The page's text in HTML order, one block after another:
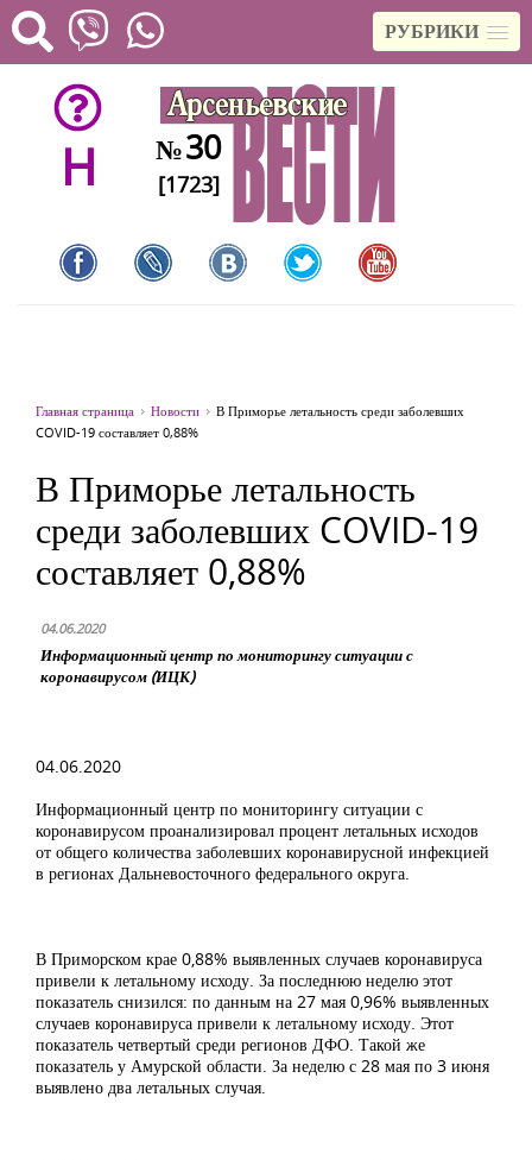
РУБРИКИ
H №30
[1723]
Главная страница Новости
В Приморье летальность среди заболевших
COVID-19 составляет 0,88%
В Приморье летальность
среди заболевших COVID-19
составляет 0,88%
04.06.2020
Информационный центр по мониторингу ситуации с
коронавирусом (ИЦК)
04.06.2020
Информационный центр по мониторингу ситуации с
коронавирусом проанализировал процент летальных исходов
от общего количества заболевших коронавирусной инфекцией
в регионах Дальневосточного федерального округа.
В Приморском крае 0,88% выявленных случаев коронавируса
привели к летальному исходу. За последнюю неделю этот
показатель снизился: по данным на 27 мая 0,96% выявленных
случаев коронавируса привели к летальному исходу. Этот
показатель четвертый среди регионов ДФО. Такой же
показатель у Амурской области. За неделю с 28 мая по 3 июня
выявлено два летальных случая.